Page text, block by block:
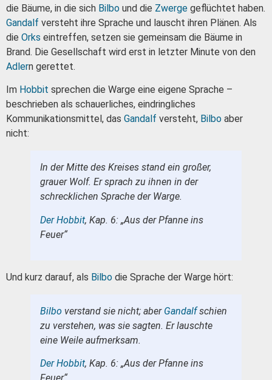
die Bäume, in die sich Bilbo und die Zwerge geflüchtet haben.
Gandalf versteht ihre Sprache und lauscht ihren Plänen. Als
die Orks eintreffen, setzen sie gemeinsam die Bäume in
Brand. Die Gesellschaft wird erst in letzter Minute von den
Adlern gerettet.
Im Hobbit sprechen die Warge eine eigene Sprache –
beschrieben als schauerliches, eindringliches
Kommunikationsmittel, das Gandalf versteht, Bilbo aber
nicht:
In der Mitte des Kreises stand ein großer,
grauer Wolf. Er sprach zu ihnen in der
schrecklichen Sprache der Warge.
Der Hobbit, Kap. 6: „Aus der Pfanne ins
Feuer“
Und kurz darauf, als Bilbo die Sprache der Warge hört:
Bilbo verstand sie nicht; aber Gandalfschien
zu verstehen, was sie sagten. Er lauschte
eine Weile aufmerksam.
Der Hobbit, Kap. 6: „Aus der Pfanne ins